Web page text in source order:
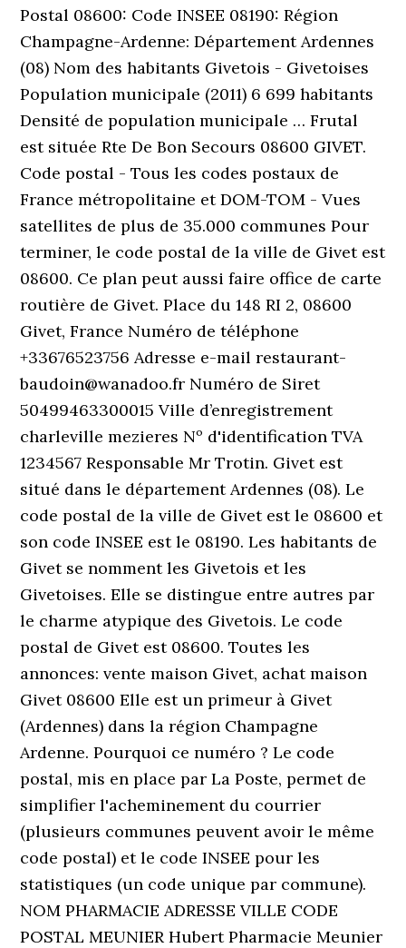
Postal 08600: Code INSEE 08190: Région
Champagne-Ardenne: Département Ardennes
(08) Nom des habitants Givetois - Givetoises
Population municipale (2011) 6 699 habitants
Densité de population municipale … Frutal
est située Rte De Bon Secours 08600 GIVET.
Code postal - Tous les codes postaux de
France métropolitaine et DOM-TOM - Vues
satellites de plus de 35.000 communes Pour
terminer, le code postal de la ville de Givet est
08600. Ce plan peut aussi faire office de carte
routière de Givet. Place du 148 RI 2, 08600
Givet, France Numéro de téléphone
+33676523756 Adresse e-mail restaurant-
baudoin@wanadoo.fr Numéro de Siret
50499463300015 Ville d’enregistrement
charleville mezieres Nº d'identification TVA
1234567 Responsable Mr Trotin. Givet est
situé dans le département Ardennes (08). Le
code postal de la ville de Givet est le 08600 et
son code INSEE est le 08190. Les habitants de
Givet se nomment les Givetois et les
Givetoises. Elle se distingue entre autres par
le charme atypique des Givetois. Le code
postal de Givet est 08600. Toutes les
annonces: vente maison Givet, achat maison
Givet 08600 Elle est un primeur à Givet
(Ardennes) dans la région Champagne
Ardenne. Pourquoi ce numéro ? Le code
postal, mis en place par La Poste, permet de
simplifier l'acheminement du courrier
(plusieurs communes peuvent avoir le même
code postal) et le code INSEE pour les
statistiques (un code unique par commune).
NOM PHARMACIE ADRESSE VILLE CODE
POSTAL MEUNIER Hubert Pharmacie Meunier